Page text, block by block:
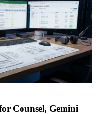
Counsel, Gemini